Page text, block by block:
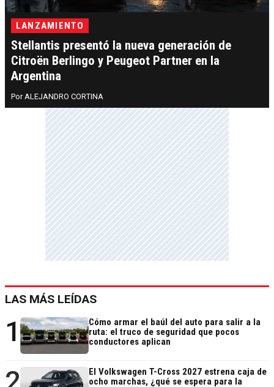
LANZAMIENTO
Stellantis presentó la nueva generación de
Citroën Berlingo y Peugeot Partner en la
Argentina
ALEJANDRO CORTINA
LAS MÁS LEÍDAS
1
Cómo armar el baúl del auto para salir a la
ruta: el truco de seguridad que pocos
conductores aplican
El Volkswagen T-Cross 2027 estrena caja de
ocho marchas, ¿qué se espera para la